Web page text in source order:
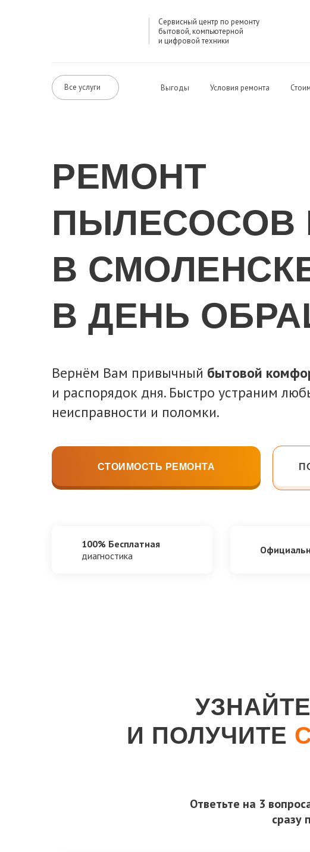
Сервисный центр по ремонту
бытовой, компьютерной
и цифровой техники
Все услуги Выгоды Условия ремонта
РЕМОНТ
ПЫЛЕСОСОВ
В
В ДЕНЬ
Вернём Вам привычный бытовой
и распорядок дня. Быстро устраним
неисправности и поломки.
СТОИМОСТЬ РЕМОНТА
100% Бесплатная
диагностика
И ПОЛУЧИТЕ
Ответьте на 3
сразу